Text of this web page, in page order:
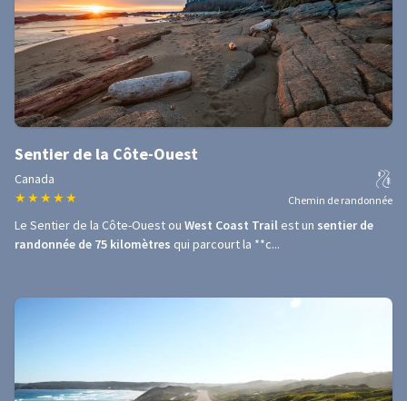
Sentier de la Côte-Ouest
Canada
★ ★ ★ ★ ★ Chemin de randonnée
Le Sentier de la Côte-Ouest ou West Coast Trail est un sentier de
randonnée de 75 kilomètres qui parcourt la **c...